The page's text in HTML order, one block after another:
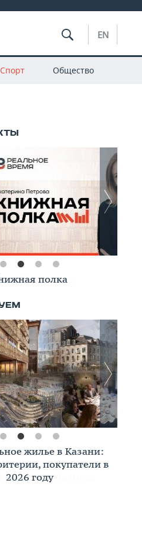
EN
Спорт Общество
полка
жилье в Казани:
покупатели в
2026 году